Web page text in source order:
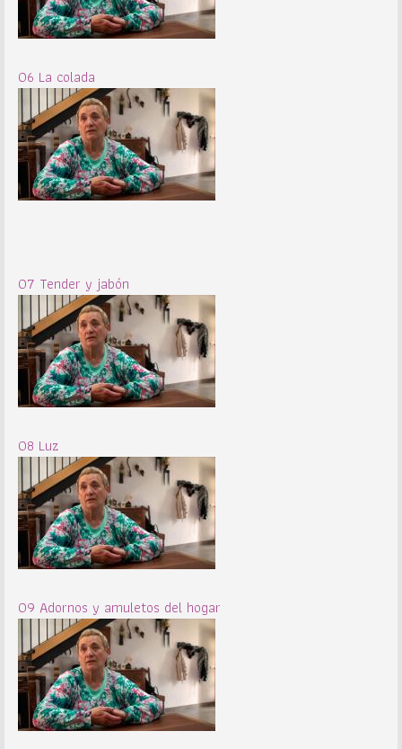
06 La colada
07 Tender y jabón
08 Luz
09 Adornos y amuletos del hogar